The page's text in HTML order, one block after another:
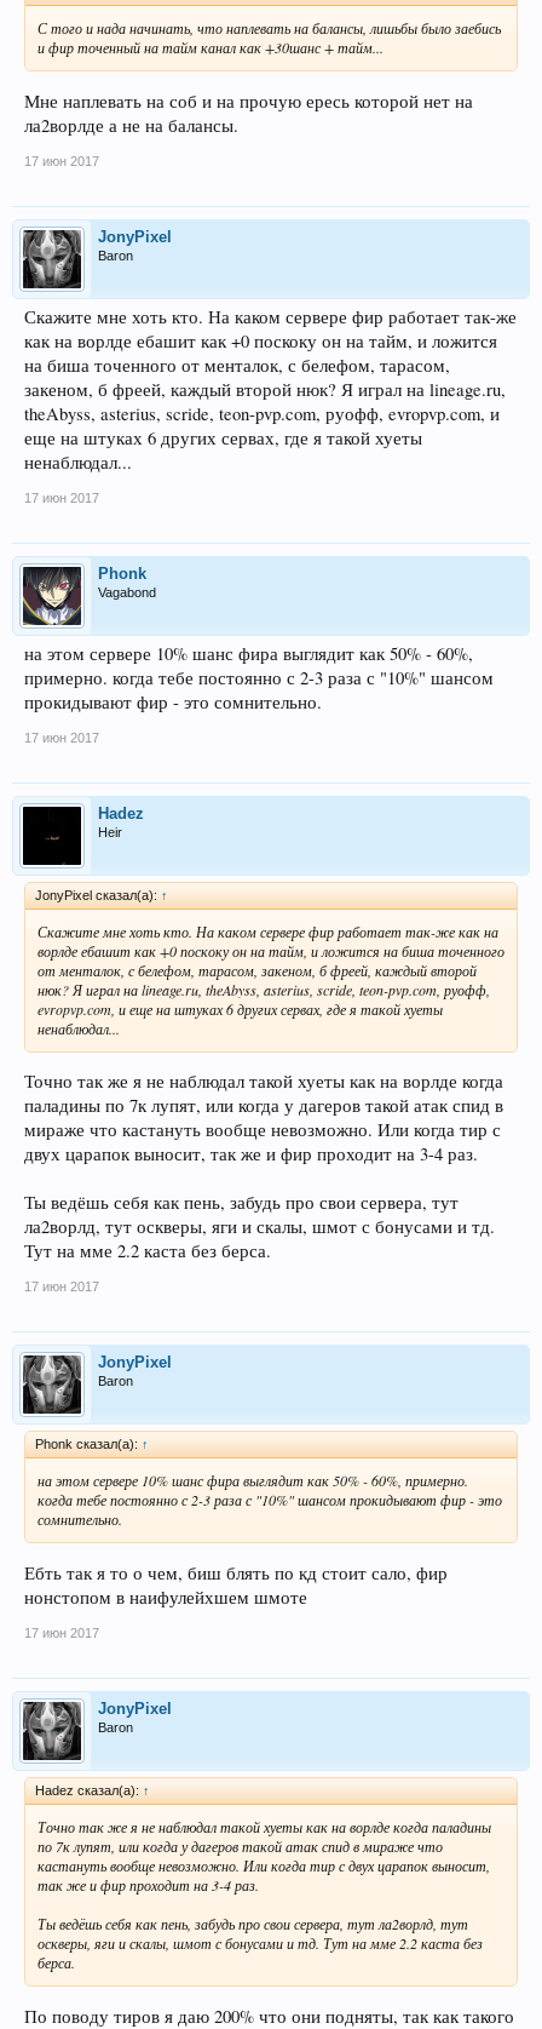
С того и нада начинать, что наплевать на балансы, лишьбы было заебись
и фир точенный на тайм канал как +30шанс + тайм...
Мне наплевать на соб и на прочую ересь которой нет на
ла2ворлде а не на балансы.
17 июн 2017
JonyPixel
Baron
Скажите мне хоть кто. На каком сервере фир работает так-же
как на ворлде ебашит как +0 поскоку он на тайм, и ложится
на биша точенного от менталок, с белефом, тарасом,
закеном, б фреей, каждый второй нюк? Я играл на lineage.ru,
theAbyss, asterius, scride, teon-pvp.com, руофф, evropvp.com, и
еще на штуках 6 других сервах, где я такой хуеты
ненаблюдал...
17 июн 2017
Phonk
Vagabond
на этом сервере 10% шанс фира выглядит как 50% - 60%,
примерно. когда тебе постоянно с 2-3 раза с "10%" шансом
прокидывают фир - это сомнительно.
17 июн 2017
Hadez
Heir
JonyPixel сказал(а): ↑
Скажите мне хоть кто. На каком сервере фир работает так-же как на
ворлде ебашит как +0 поскоку он на тайм, и ложится на биша точенного
от менталок, с белефом, тарасом, закеном, б фреей, каждый второй
нюк? Я играл на lineage.ru, theAbyss, asterius, scride, teon-pvp.com, руофф,
evropvp.com, и еще на штуках 6 других сервах, где я такой хуеты
ненаблюдал...
Точно так же я не наблюдал такой хуеты как на ворлде когда
паладины по 7к лупят, или когда у дагеров такой атак спид в
мираже что кастануть вообще невозможно. Или когда тир с
двух царапок выносит, так же и фир проходит на 3-4 раз.
Ты ведёшь себя как пень, забудь про свои сервера, тут
ла2ворлд, тут оскверы, яги и скалы, шмот с бонусами и тд.
Тут на мме 2.2 каста без берса.
17 июн 2017
JonyPixel
Baron
Phonk сказал(а): ↑
на этом сервере 10% шанс фира выглядит как 50% - 60%, примерно.
когда тебе постоянно с 2-3 раза с "10%" шансом прокидывают фир - это
сомнительно.
Ебть так я то о чем, биш блять по кд стоит сало, фир
нонстопом в наифулейхшем шмоте
17 июн 2017
JonyPixel
Baron
Hadez сказал(а): ↑
Точно так же я не наблюдал такой хуеты как на ворлде когда паладины
по 7к лупят, или когда у дагеров такой атак спид в мираже что
кастануть вообще невозможно. Или когда тир с двух царапок выносит,
так же и фир проходит на 3-4 раз.
Ты ведёшь себя как пень, забудь про свои сервера, тут ла2ворлд, тут
оскверы, яги и скалы, шмот с бонусами и тд. Тут на мме 2.2 каста без
берса.
По поводу тиров я даю 200% что они подняты, так как такого